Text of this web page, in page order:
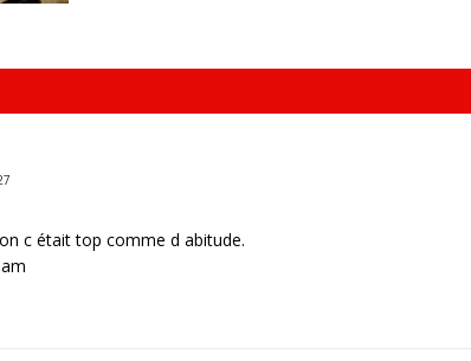
c était top comme d abitude.